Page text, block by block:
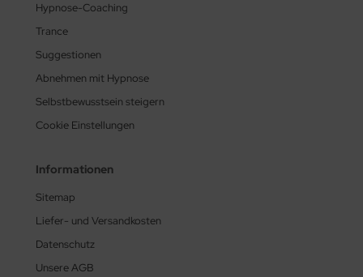
Hypnose-Coaching
Trance
Suggestionen
Abnehmen mit Hypnose
Selbstbewusstsein steigern
Cookie Einstellungen
Informationen
Sitemap
Liefer- und Versandkosten
Datenschutz
Unsere AGB